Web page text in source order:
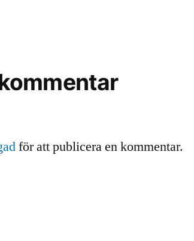
för att publicera en kommentar.